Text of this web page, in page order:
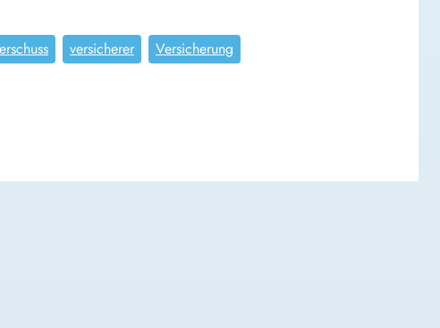
versicherer Versicherung